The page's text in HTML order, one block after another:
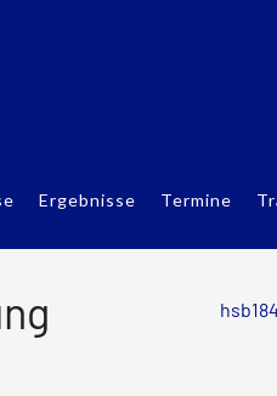
Ergebnisse Termine